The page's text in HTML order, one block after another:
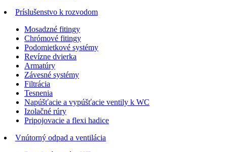
Príslušenstvo k rozvodom
Mosadzné fitingy
Chrómové fitingy
Podomietkové systémy
Revízne dvierka
Armatúry
Závesné systémy
Filtrácia
Tesnenia
Napúšťacie a vypúšťacie ventily k WC
Izolačné rúry
Pripojovacie a flexi hadice
Vnútorný odpad a ventilácia